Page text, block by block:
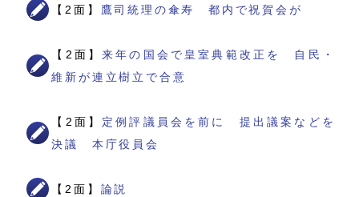
【2面】 鷹司統理の傘寿 都内で祝賀会が
【2面】来年の国会で皇室典範改正を 自民・
維新が連立樹立で合意
【2面】 定例評議員会を前に 提出議案などを
決議 本庁役員会
【2面】 論説